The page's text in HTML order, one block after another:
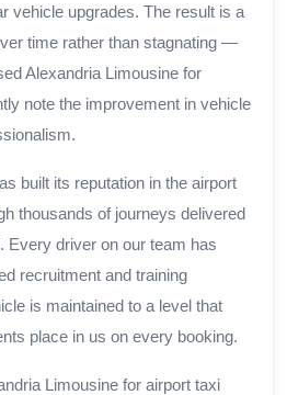
vehicle upgrades. The result is a
time rather than stagnating —
Alexandria Limousine for
note the improvement in vehicle
built its reputation in the airport
thousands of journeys delivered
Every driver on our team has
recruitment and training
is maintained to a level that
place in us on every booking.
Limousine for airport taxi